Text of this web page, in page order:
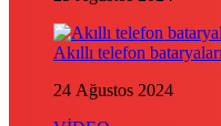
Akıllı telefon
24 Ağustos 2024